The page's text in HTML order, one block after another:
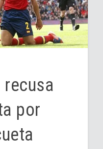
por